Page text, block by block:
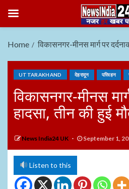
Home विकासनगर-मीनस मार्ग पर
UTTARAKHAND देहरादून परिवहन
विकासनगर-मीनस
हादसा, तीन की हुई
News India24 UK September 1,
Listen to this